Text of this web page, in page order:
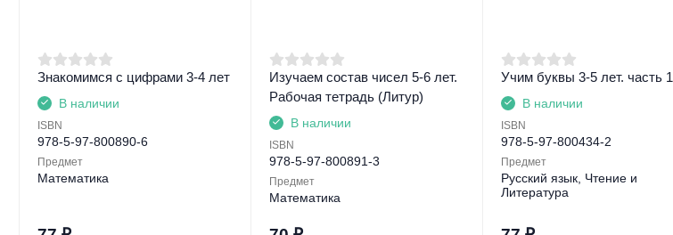
Знакомимся с цифрами 3-4 лет
В наличии
ISBN
978-5-97-800890-6
Предмет
Математика
Изучаем состав чисел 5-6 лет.
Рабочая тетрадь (Литур)
В наличии
ISBN
978-5-97-800891-3
Предмет
Математика
Учим буквы 3-5 лет. часть 1
В наличии
ISBN
978-5-97-800434-2
Предмет
Русский язык, Чтение и
Литература